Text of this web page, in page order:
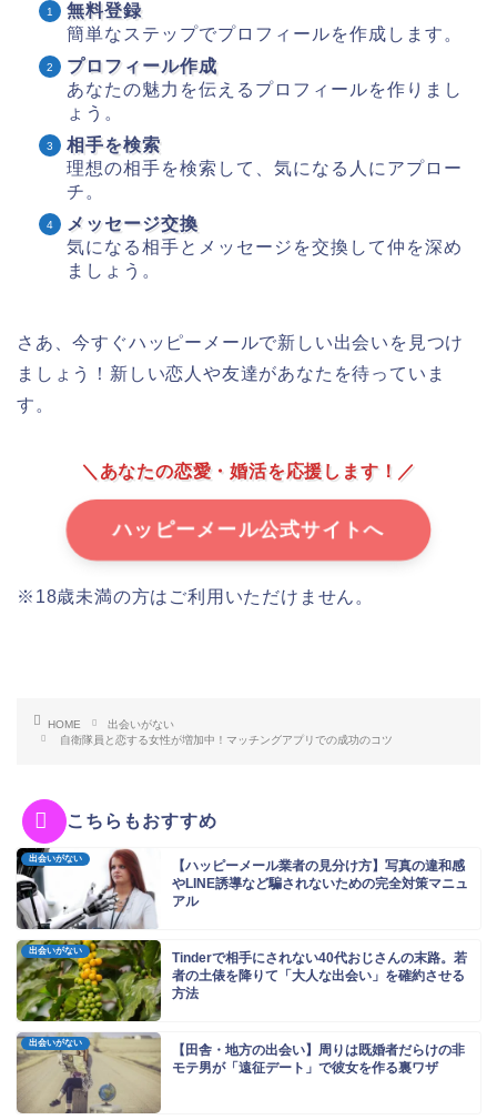
無料登録
簡単なステップでプロフィールを作成します。
プロフィール作成
あなたの魅力を伝えるプロフィールを作りまし
ょう。
相手を検索
理想の相手を検索して、気になる人にアプロー
チ。
メッセージ交換
気になる相手とメッセージを交換して仲を深め
ましょう。
さあ、今すぐハッピーメールで新しい出会いを見つけ
ましょう！新しい恋人や友達があなたを待っていま
す。
＼あなたの恋愛・婚活を応援します！／
ハッピーメール公式サイトへ
※18歳未満の方はご利用いただけません。
HOME
出会いがない
自衛隊員と恋する女性が増加中！マッチングアプリでの成功のコツ
こちらもおすすめ
出会いがない
【ハッピーメール業者の見分け方】写真の違和感
やLINE誘導など騙されないための完全対策マニュ
アル
出会いがない
Tinderで相手にされない40代おじさんの末路。若
者の土俵を降りて「大人な出会い」を確約させる
方法
出会いがない
【田舎・地方の出会い】周りは既婚者だらけの非
モテ男が「遠征デート」で彼女を作る裏ワザ